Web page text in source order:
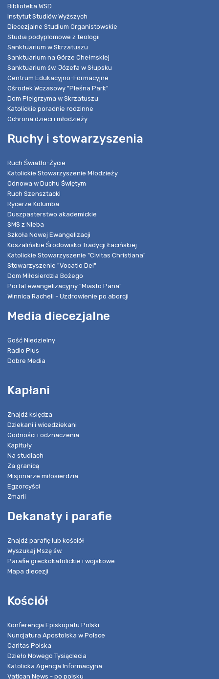
Biblioteka WSD
Instytut Studiów Wyższych
Diecezjalne Studium Organistowskie
Studia podyplomowe z teologii
Sanktuarium w Skrzatuszu
Sanktuarium na Górze Chełmskiej
Sanktuarium św. Józefa w Słupsku
Centrum Edukacyjno-Formacyjne
Ośrodek Wczasowy "Pleśna Park"
Dom Pielgrzyma w Skrzatuszu
Katolickie poradnie rodzinne
Ochrona dzieci i młodzieży
Ruchy i stowarzyszenia
Ruch Światło-Życie
Katolickie Stowarzyszenie Młodzieży
Odnowa w Duchu Świętym
Ruch Szensztacki
Rycerze Kolumba
Duszpasterstwo akademickie
SMS z Nieba
Szkoła Nowej Ewangelizacji
Koszalińskie Środowisko Tradycji Łacińskiej
Katolickie Stowarzyszenie "Civitas Christiana"
Stowarzyszenie "Vocatio Dei"
Dom Miłosierdzia Bożego
Portal ewangelizacyjny "Miasto Pana"
Winnica Racheli - Uzdrowienie po aborcji
Media diecezjalne
Gość Niedzielny
Radio Plus
Dobre Media
Kapłani
Znajdź księdza
Dziekani i wicedziekani
Godności i odznaczenia
Kapituły
Na studiach
Za granicą
Misjonarze miłosierdzia
Egzorcyści
Zmarli
Dekanaty i parafie
Znajdź parafię lub kościół
Wyszukaj Mszę św.
Parafie greckokatolickie i wojskowe
Mapa diecezji
Kościół
Konferencja Episkopatu Polski
Nuncjatura Apostolska w Polsce
Caritas Polska
Dzieło Nowego Tysiąclecia
Katolicka Agencja Informacyjna
Vatican News - po polsku